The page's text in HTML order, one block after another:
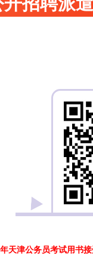
天津公务员考试用书